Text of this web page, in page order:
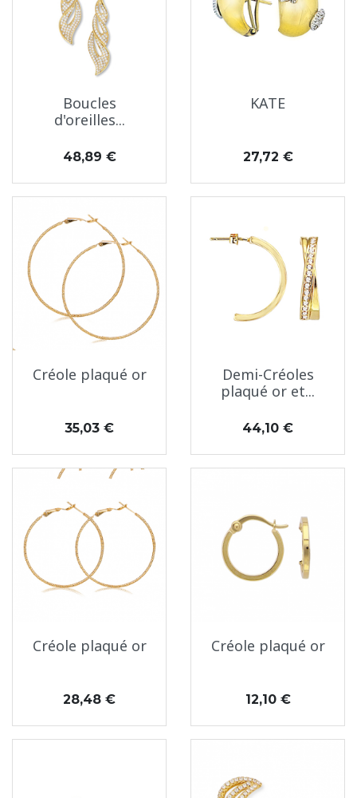
Boucles
d'oreilles...
Prix
48,89 €
KATE
Prix
27,72 €
Créole plaqué or
Prix
35,03 €
Demi-Créoles
plaqué or et...
Prix
44,10 €
Créole plaqué or
Prix
28,48 €
Créole plaqué or
Prix
12,10 €